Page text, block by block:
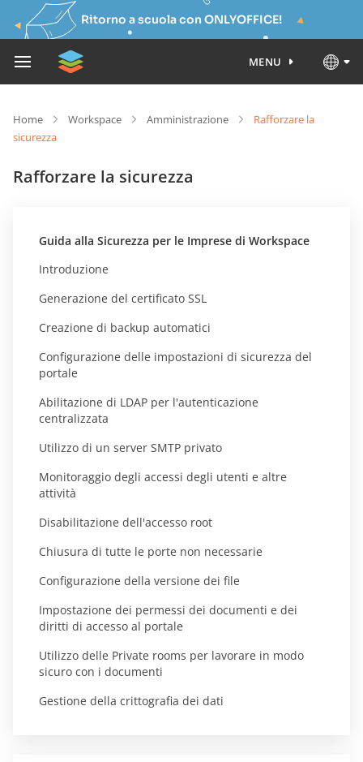
Ritorno a scuola con ONLYOFFICE!
MENU
Home Workspace Amministrazione
Rafforzare la
sicurezza
Rafforzare la sicurezza
Guida alla Sicurezza per le Imprese di Workspace
Introduzione
Generazione del certificato SSL
Creazione di backup automatici
Configurazione delle impostazioni di sicurezza del
portale
Abilitazione di LDAP per l'autenticazione
centralizzata
Utilizzo di un server SMTP privato
Monitoraggio degli accessi degli utenti e altre
attività
Disabilitazione dell'accesso root
Chiusura di tutte le porte non necessarie
Configurazione della versione dei file
Impostazione dei permessi dei documenti e dei
diritti di accesso al portale
Utilizzo delle Private rooms per lavorare in modo
sicuro con i documenti
Gestione della crittografia dei dati